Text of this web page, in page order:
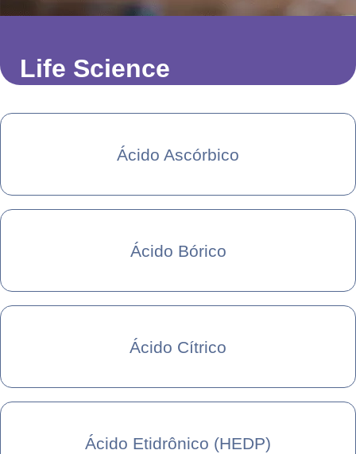
Life Science
Ácido Ascórbico
Ácido Bórico
Ácido Cítrico
Ácido Etidrônico (HEDP)